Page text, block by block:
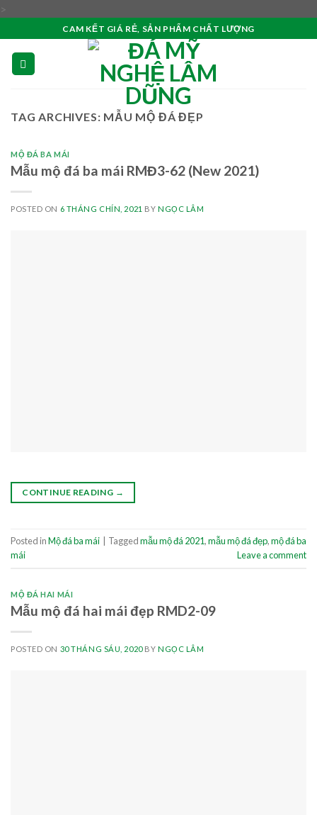
>
content
CAM KẾT GIÁ RẺ, SẢN PHẨM CHẤT LƯỢNG
TAG ARCHIVES: MẪU MỘ ĐÁ ĐẸP
MỘ ĐÁ BA MÁI
Mẫu mộ đá ba mái RMĐ3-62 (New 2021)
POSTED ON 6 THÁNG CHÍN, 2021 BY NGỌC LÂM
CONTINUE READING →
Posted inMộ đá ba mái Taggedmẫu mộ đá 2021,mẫu mộ đá đẹp,mộ đá ba
mái
Leave a comment
MỘ ĐÁ HAI MÁI
Mẫu mộ đá hai mái đẹp RMD2-09
POSTED ON 30 THÁNG SÁU, 2020BY NGỌC LÂM